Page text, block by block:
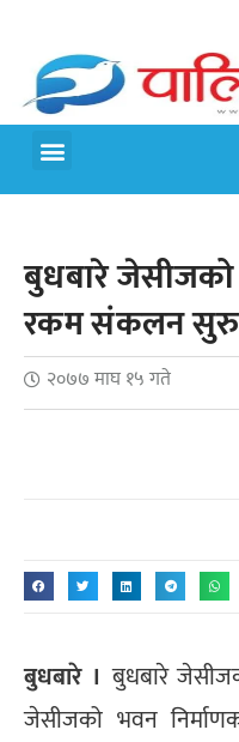
बुधबारे जेसीजको
रकम संकलन सुरु
२०७७ माघ १५ गते
बुधबारे ।बुधबारे
जेसीजको भवन